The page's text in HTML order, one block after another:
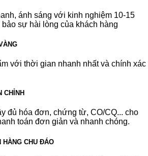
ánh sáng với kinh nghiệm 10-15
bảo sự hài lòng của khách hàng
với thời gian nhanh nhất và chính xác
CHỈNH
đủ hóa đơn, chứng từ, CO/CQ... cho
toán đơn giản và nhanh chóng.
HÀNG CHU ĐÁO